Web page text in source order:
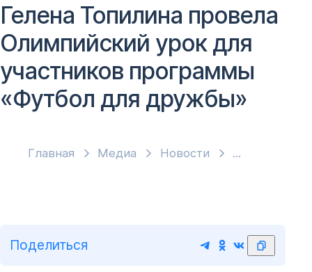
Главная Медиа Новости
Гелена Топилина провела
Олимпийский урок для
участников программы
«Футбол для дружбы»
Поделиться